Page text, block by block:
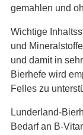
gemahlen und
Wichtige
und
und damit in
Bierhefe wird
Felles zu
Lunderland-
Bedarf an B-